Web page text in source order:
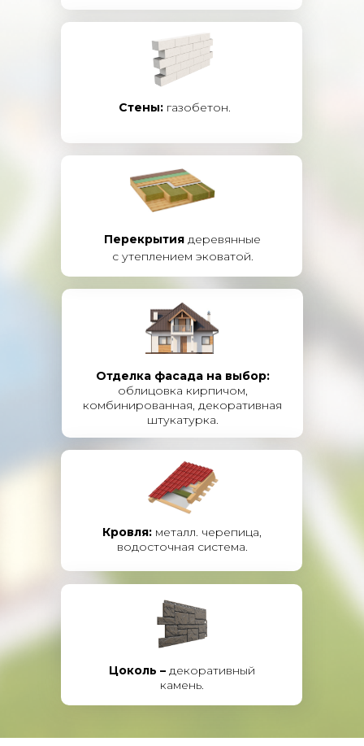
Стены: газобетон.
Перекрытия деревянные
с утеплением эковатой.
Отделка фасада на выбор:
облицовка кирпичом,
комбинированная, декоративная
штукатурка.
Кровля: металл. черепица,
водосточная система.
Цоколь – декоративный
камень.